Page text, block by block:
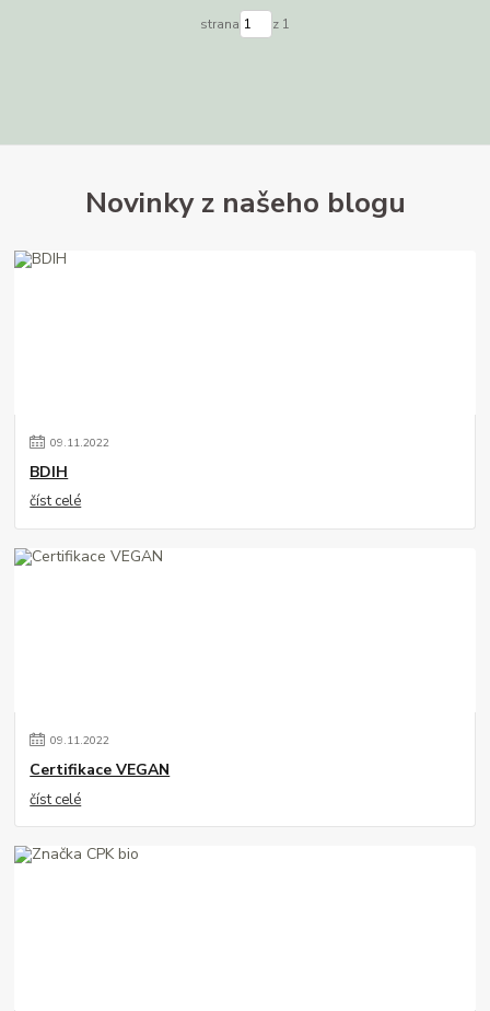
strana z 1
Novinky z našeho blogu
09.11.2022
BDIH
číst celé
09.11.2022
Certifikace VEGAN
číst celé